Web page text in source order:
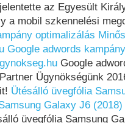
az Egyesült
a mobil szkennelési
optimalizálás
Google adwords
Google
Ügynökségünk
Ütésálló üvegfólia
Galaxy J6 (2018)
üvegfólia Samsung